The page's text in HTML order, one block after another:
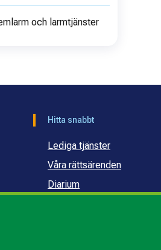
och larmtjänster
Hitta snabbt
Lediga tjänster
Våra rättsärenden
Diarium